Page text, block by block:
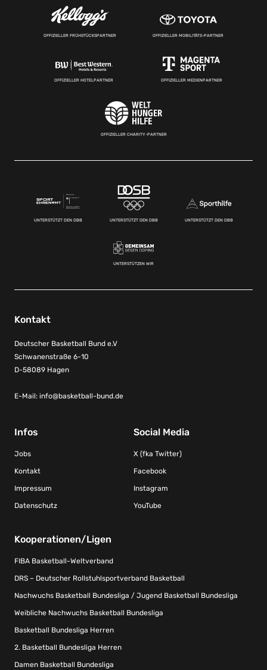
OFFIZIELLER FRÜHSTÜCKSPARTNER OFFIZIELLER MOBILITÄTS-PARTNER
OFFIZIELLER HOTELPARTNER OFFIZIELLER MEDIENPARTNER
OFFIZIELLER CHARITY-PARTNER
UNTERSTÜTZT DEN DBB UNTERSTÜTZT DEN DBB UNTERSTÜTZT DEN DBB
UNTERSTÜTZEN WIR
Kontakt
Deutscher Basketball Bund e.V
Schwanenstraße 6-10
D-58089 Hagen
E-Mail: info@basketball-bund.de
Infos
Jobs
Kontakt
Impressum
Datenschutz
Social Media
X (fka Twitter)
Facebook
Instagram
YouTube
Kooperationen/Ligen
FIBA Basketball-Weltverband
DRS – Deutscher Rollstuhlsportverband Basketball
Nachwuchs Basketball Bundesliga / Jugend Basketball Bundesliga
Weibliche Nachwuchs Basketball Bundesliga
Basketball Bundesliga Herren
2. Basketball Bundesliga Herren
Damen Basketball Bundesliga